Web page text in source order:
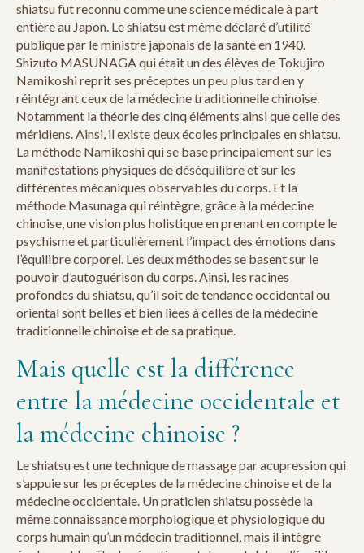
shiatsu fut reconnu comme une science médicale à part
entière au Japon. Le shiatsu est même déclaré d’utilité
publique par le ministre japonais de la santé en 1940.
Shizuto MASUNAGA qui était un des élèves de Tokujiro
Namikoshi reprit ses préceptes un peu plus tard en y
réintégrant ceux de la médecine traditionnelle chinoise.
Notamment la théorie des cinq éléments ainsi que celle des
méridiens. Ainsi, il existe deux écoles principales en shiatsu.
La méthode Namikoshi qui se base principalement sur les
manifestations physiques de déséquilibre et sur les
différentes mécaniques observables du corps. Et la
méthode Masunaga qui réintègre, grâce à la médecine
chinoise, une vision plus holistique en prenant en compte le
psychisme et particulièrement l’impact des émotions dans
l’équilibre corporel. Les deux méthodes se basent sur le
pouvoir d’autoguérison du corps. Ainsi, les racines
profondes du shiatsu, qu’il soit de tendance occidental ou
oriental sont belles et bien liées à celles de la médecine
traditionnelle chinoise et de sa pratique.
Mais quelle est la différence
entre la médecine occidentale et
la médecine chinoise ?
Le shiatsu est une technique de massage par acupression qui
s’appuie sur les préceptes de la médecine chinoise et de la
médecine occidentale. Un praticien shiatsu possède la
même connaissance morphologique et physiologique du
corps humain qu’un médecin traditionnel, mais il intègre